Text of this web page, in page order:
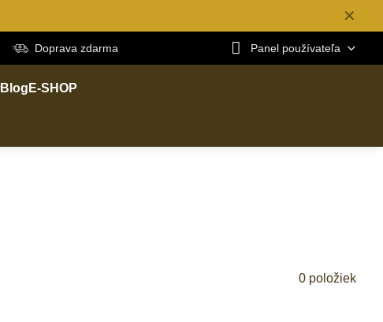
✕
Doprava zdarma Panel používateľa
Blog E-SHOP
0 položiek